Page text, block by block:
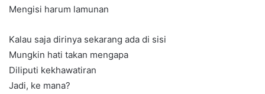
Mengisi harum lamunan
Kalau saja dirinya sekarang ada di sisi
Mungkin hati takan mengapa
Diliputi kekhawatiran
Jadi, ke mana?